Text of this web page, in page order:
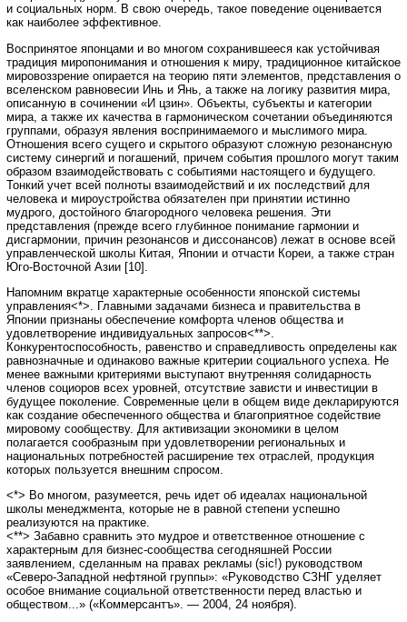
и социальных норм. В свою очередь, такое поведение оценивается
как наиболее эффективное.
Воспринятое японцами и во многом сохранившееся как устойчивая
традиция миропонимания и отношения к миру, традиционное китайское
мировоззрение опирается на теорию пяти элементов, представления о
вселенском равновесии Инь и Янь, а также на логику развития мира,
описанную в сочинении «И цзин». Объекты, субъекты и категории
мира, а также их качества в гармоническом сочетании объединяются
группами, образуя явления воспринимаемого и мыслимого мира.
Отношения всего сущего и скрытого образуют сложную резонансную
систему синергий и погашений, причем события прошлого могут таким
образом взаимодействовать с событиями настоящего и будущего.
Тонкий учет всей полноты взаимодействий и их последствий для
человека и мироустройства обязателен при принятии истинно
мудрого, достойного благородного человека решения. Эти
представления (прежде всего глубинное понимание гармонии и
дисгармонии, причин резонансов и диссонансов) лежат в основе всей
управленческой школы Китая, Японии и отчасти Кореи, а также стран
Юго-Восточной Азии [10].
Напомним вкратце характерные особенности японской системы
управления<*>. Главными задачами бизнеса и правительства в
Японии признаны обеспечение комфорта членов общества и
удовлетворение индивидуальных запросов<**>.
Конкурентоспособность, равенство и справедливость определены как
равнозначные и одинаково важные критерии социального успеха. Не
менее важными критериями выступают внутренняя солидарность
членов социоров всех уровней, отсутствие зависти и инвестиции в
будущее поколение. Современные цели в общем виде декларируются
как создание обеспеченного общества и благоприятное содействие
мировому сообществу. Для активизации экономики в целом
полагается сообразным при удовлетворении региональных и
национальных потребностей расширение тех отраслей, продукция
которых пользуется внешним спросом.
<*> Во многом, разумеется, речь идет об идеалах национальной
школы менеджмента, которые не в равной степени успешно
реализуются на практике.
<**> Забавно сравнить это мудрое и ответственное отношение с
характерным для бизнес-сообщества сегодняшней России
заявлением, сделанным на правах рекламы (sic!) руководством
«Северо-Западной нефтяной группы»: «Руководство СЗНГ уделяет
особое внимание социальной ответственности перед властью и
обществом...» («Коммерсантъ». — 2004, 24 ноября).